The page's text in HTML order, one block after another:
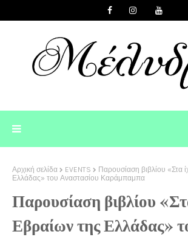
Αρχική σελίδα EVENTS
Παρουσίαση βιβλίου «Στα
Ελλάδας» του Αναστασίου Καράμπαμπα
Παρουσίαση βιβλίου
Εβραίων της Ελλάδας»